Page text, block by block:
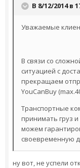
В 8/12/2014 в
Уважаемые
В связи со
ситуацией с
прекращаем
YouCanBuy
Транспортные
принимать груз
можем
своевременную
ну вот, не успели